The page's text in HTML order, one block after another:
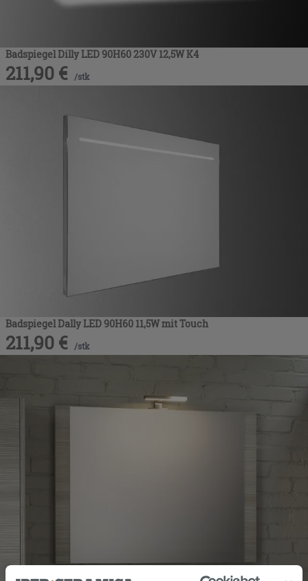
Badspiegel Dilly LED 90H60 230V 12,5W K4
211,90 € /stk
Badspiegel Dally LED 90H60 11,5W mit Touch
211,90 € /stk